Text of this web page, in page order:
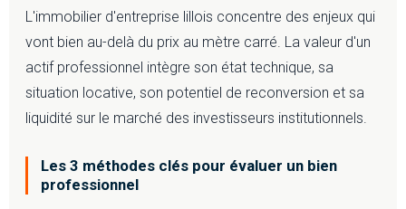
L'immobilier d'entreprise lillois concentre des enjeux qui
vont bien au-delà du prix au mètre carré. La valeur d'un
actif professionnel intègre son état technique, sa
situation locative, son potentiel de reconversion et sa
liquidité sur le marché des investisseurs institutionnels.
Les 3 méthodes clés pour évaluer un bien
professionnel